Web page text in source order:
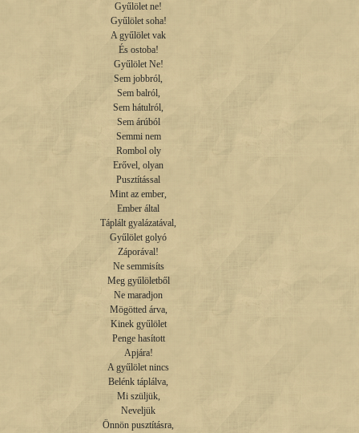
Gyűlölet ne!
Gyűlölet soha!
A gyűlölet vak
És ostoba!
Gyűlölet Ne!
Sem jobbról,
Sem balról,
Sem hátulról,
Sem árúból
Semmi nem
Rombol oly
Erővel, olyan
Pusztítással
Mint az ember,
Ember által
Táplált gyalázatával,
Gyűlölet golyó
Záporával!
Ne semmisíts
Meg gyűlöletből
Ne maradjon
Mögötted árva,
Kinek gyűlölet
Penge hasított
Apjára!
A gyűlölet nincs
Belénk táplálva,
Mi szüljük,
Neveljük
Önnön pusztításra,